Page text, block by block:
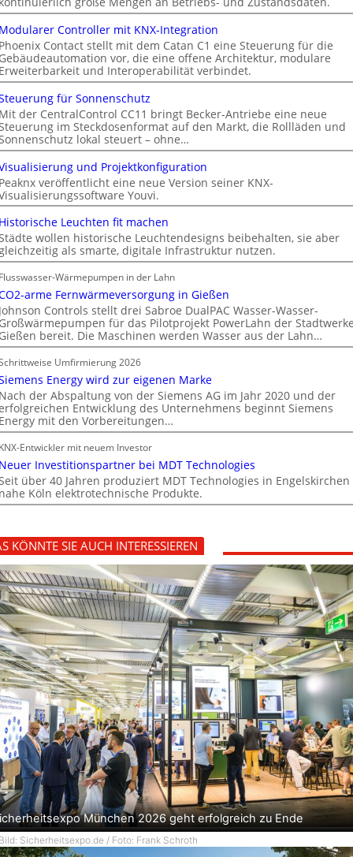
Controller mit KNX-Integration
Contact stellt mit dem Catan C1 eine Steuerung für die
vor, die eine offene Architektur, modulare
und Interoperabilität verbindet.
für Sonnenschutz
der CentralControl CC11 bringt Becker-Antriebe eine neue
im Steckdosenformat auf den Markt, die Rollläden und
lokal steuert – ohne…
und Projektkonfiguration
veröffentlicht eine neue Version seiner KNX-
Youvi.
Leuchten fit machen
wollen historische Leuchtendesigns beibehalten, sie aber
als smarte, digitale Infrastruktur nutzen.
Wärmepumpen in der Lahn
arme Fernwärmeversorgung in Gießen
Controls stellt drei Sabroe DualPAC Wasser-Wasser-
für das Pilotprojekt PowerLahn der
bereit. Die Maschinen werden Wasser aus der Lahn…
Umfirmierung 2026
Energy wird zur eigenen Marke
der Abspaltung von der Siemens AG im Jahr 2020 und der
Entwicklung des Unternehmens beginnt Siemens
mit den Vorbereitungen…
Entwickler mit neuem Investor
Investitionspartner bei MDT Technologies
über 40 Jahren produziert MDT Technologies in Engelskirchen
Köln elektrotechnische Produkte.
KÖNNTE SIE AUCH INTERESSIEREN
München 2026 geht erfolgreich zu Ende
Sicherheitsexpo.de / Foto: Frank Schroth